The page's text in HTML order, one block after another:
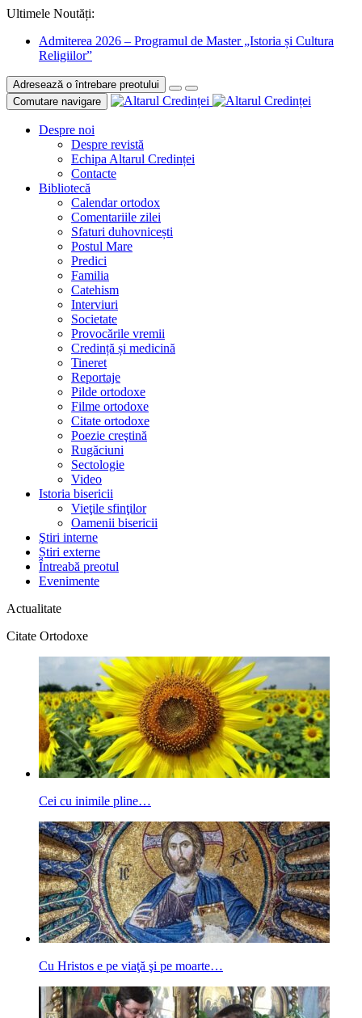
Ultimele Noutăți:
Admiterea 2026 – Programul de Master „Istoria și Cultura
Religiilor”
Adresează o întrebare preotului
Comutare navigare
Despre noi
Despre revistă
Echipa Altarul Credinței
Contacte
Bibliotecă
Calendar ortodox
Comentariile zilei
Sfaturi duhovnicești
Postul Mare
Predici
Familia
Catehism
Interviuri
Societate
Provocările vremii
Credință și medicină
Tineret
Reportaje
Pilde ortodoxe
Filme ortodoxe
Citate ortodoxe
Poezie creştină
Rugăciuni
Sectologie
Video
Istoria bisericii
Vieţile sfinţilor
Oamenii bisericii
Ştiri interne
Știri externe
Întreabă preotul
Evenimente
Actualitate
Citate Ortodoxe
Cei cu inimile pline…
Cu Hristos e pe viaţă şi pe moarte…